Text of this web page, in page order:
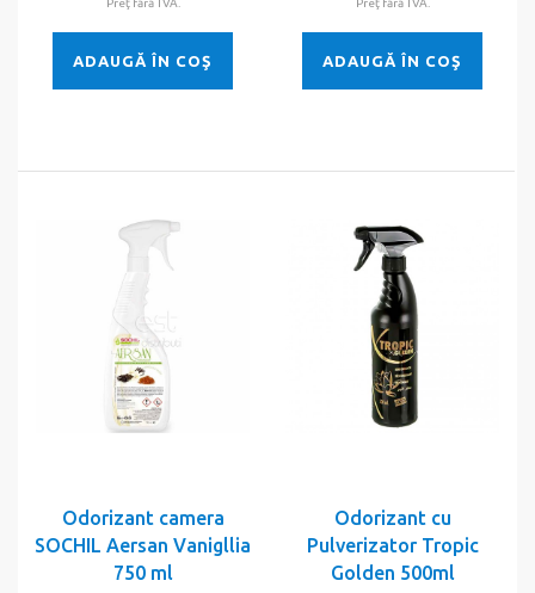
Preţ fără TVA.
ADAUGĂ ÎN COŞ
Preţ fără TVA.
ADAUGĂ ÎN COŞ
Odorizant camera
SOCHIL Aersan Vanigllia
750 ml
Odorizant cu
Pulverizator Tropic
Golden 500ml